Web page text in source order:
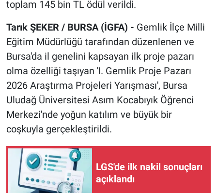
toplam 145 bin TL ödül verildi.
Tarık ŞEKER / BURSA (İGFA) - Gemlik İlçe Milli
Eğitim Müdürlüğü tarafından düzenlenen ve
Bursa'da il genelini kapsayan ilk proje pazarı
olma özelliği taşıyan 'I. Gemlik Proje Pazarı
2026 Araştırma Projeleri Yarışması', Bursa
Uludağ Üniversitesi Asım Kocabıyık Öğrenci
Merkezi'nde yoğun katılım ve büyük bir
coşkuyla gerçekleştirildi.
LGS'de ilk nakil sonuçları
açıklandı